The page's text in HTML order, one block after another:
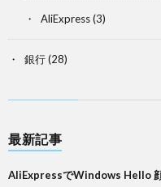
AliExpress(3)
銀行(28)
最新記事
AliExpressでWindows Hello